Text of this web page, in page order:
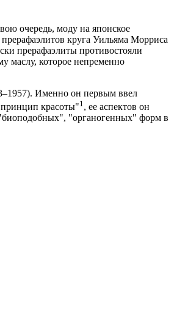
очередь, моду на японское
круга Уильяма Морриса
прерафаэлиты противостояли
маслу, которое непременно
Именно он первым ввел
красоты"1 , ее аспектов он
"органогенных" форм в